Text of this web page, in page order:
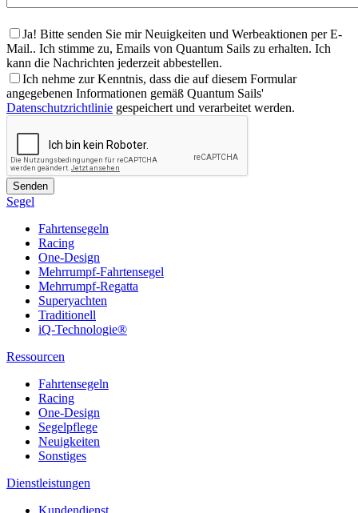
Ja! Bitte senden Sie mir Neuigkeiten und Werbeaktionen per E-
Mail.. Ich stimme zu, Emails von Quantum Sails zu erhalten. Ich
kann die Nachrichten jederzeit abbestellen.
Ich nehme zur Kenntnis, dass die auf diesem Formular
angegebenen Informationen gemäß Quantum Sails'
Datenschutzrichtlinie gespeichert und verarbeitet werden.
Segel
Fahrtensegeln
Racing
One-Design
Mehrrumpf-Fahrtensegel
Mehrrumpf-Regatta
Superyachten
Traditionell
iQ-Technologie®
Ressourcen
Fahrtensegeln
Racing
One-Design
Segelpflege
Neuigkeiten
Sonstiges
Dienstleistungen